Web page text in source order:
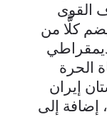
القوى
كلًّا من
الحرة
إيران
إضافة إلى